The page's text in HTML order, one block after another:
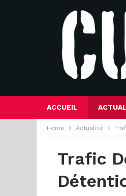
ACCUEIL
Home Actualité
Trafic